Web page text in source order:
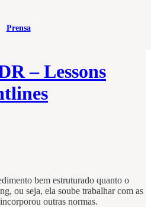
Prensa
– Lessons
bem estruturado quanto o
ou seja, ela soube trabalhar com as
outras normas.